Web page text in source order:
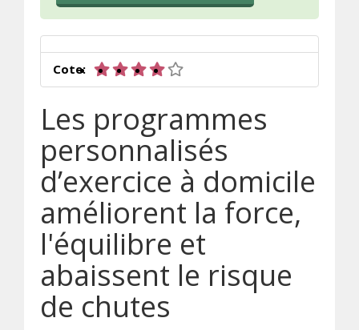
Cote:
Les programmes
personnalisés
d’exercice à domicile
améliorent la force,
l'équilibre et
abaissent le risque
de chutes